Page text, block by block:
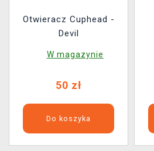
Otwieracz Cuphead -
Devil
W magazynie
50 zł
Do koszyka